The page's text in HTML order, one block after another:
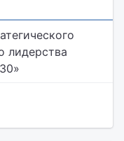
лидерства